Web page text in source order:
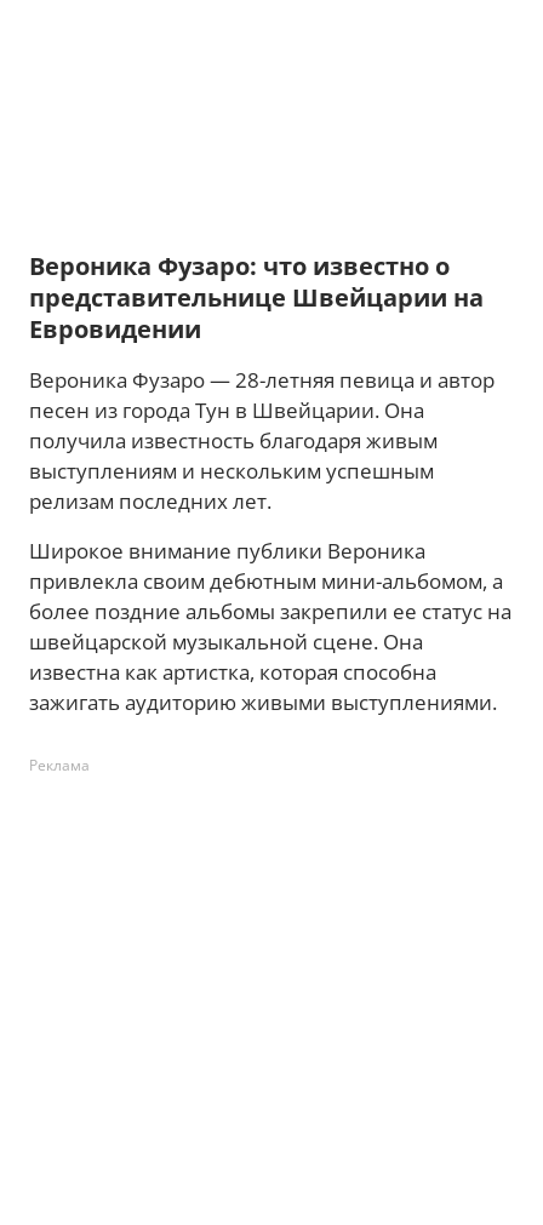
Вероника Фузаро: что известно о
представительнице Швейцарии на
Евровидении
Вероника Фузаро — 28-летняя певица и автор
песен из города Тун в Швейцарии. Она
получила известность благодаря живым
выступлениям и нескольким успешным
релизам последних лет.
Широкое внимание публики Вероника
привлекла своим дебютным мини-альбомом, а
более поздние альбомы закрепили ее статус на
швейцарской музыкальной сцене. Она
известна как артистка, которая способна
зажигать аудиторию живыми выступлениями.
Реклама